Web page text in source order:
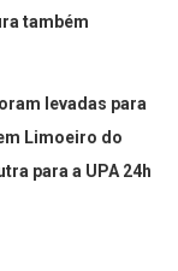
também
levadas para
Limoeiro do
para a UPA 24h